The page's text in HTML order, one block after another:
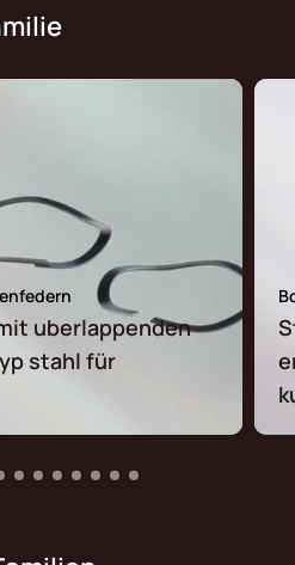
uberlappenden
stahl für